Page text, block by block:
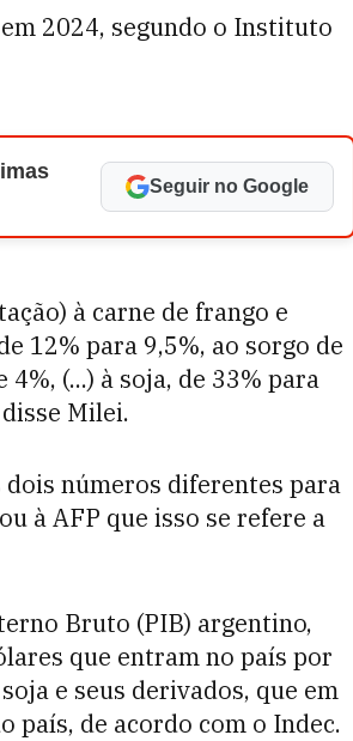
2024, segundo o Instituto
Seguir no Google
à carne de frango e
12% para 9,5%, ao sorgo de
(...) à soja, de 33% para
Milei.
dois números diferentes para
à AFP que isso se refere a
Bruto (PIB) argentino,
que entram no país por
e seus derivados, que em
país, de acordo com o Indec.